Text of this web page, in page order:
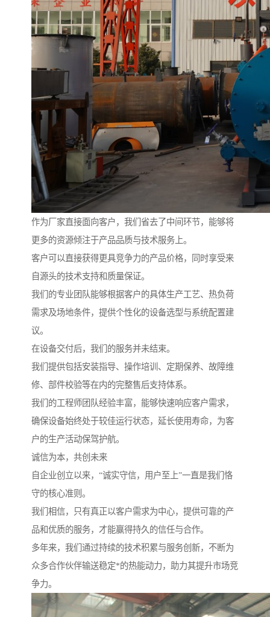
作为厂家直接面向客户，我们省去了中间环节，能够将
更多的资源倾注于产品品质与技术服务上。
客户可以直接获得更具竞争力的产品价格，同时享受来
自源头的技术支持和质量保证。
我们的专业团队能够根据客户的具体生产工艺、热负荷
需求及场地条件，提供个性化的设备选型与系统配置建
议。
在设备交付后，我们的服务并未结束。
我们提供包括安装指导、操作培训、定期保养、故障维
修、部件校验等在内的完整售后支持体系。
我们的工程师团队经验丰富，能够快速响应客户需求，
确保设备始终处于较佳运行状态，延长使用寿命，为客
户的生产活动保驾护航。
诚信为本，共创未来
自企业创立以来，“诚实守信，用户至上”一直是我们恪
守的核心准则。
我们相信，只有真正以客户需求为中心，提供可靠的产
品和优质的服务，才能赢得持久的信任与合作。
多年来，我们通过持续的技术积累与服务创新，不断为
众多合作伙伴输送稳定*的热能动力，助力其提升市场竞
争力。